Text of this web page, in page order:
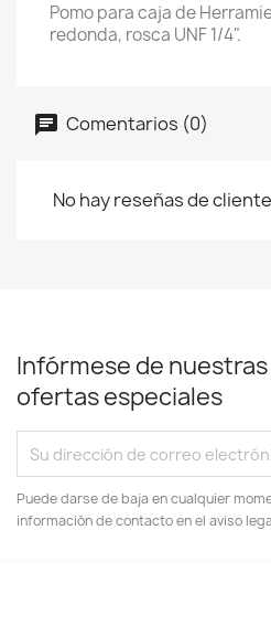
Pomo para caja de
redonda, rosca UNF 1/4".
Comentarios (0)
No hay reseñas de
Infórmese de
ofertas especiales
Puede darse de baja en cualquier
información de contacto en el aviso